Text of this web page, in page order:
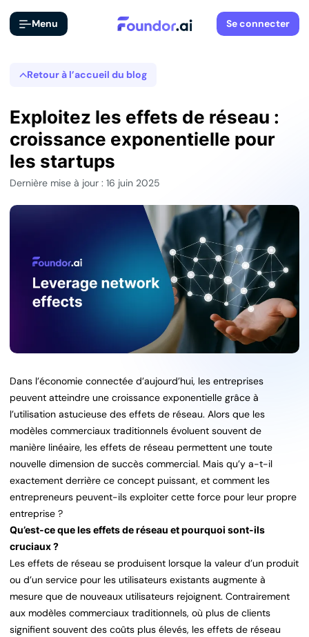
Menu Se connecter
Retour à l’accueil du blog
Exploitez les effets de réseau :
croissance exponentielle pour
les startups
Dernière mise à jour : 16 juin 2025
Dans l’économie connectée d’aujourd’hui, les entreprises
peuvent atteindre une croissance exponentielle grâce à
l’utilisation astucieuse des effets de réseau. Alors que les
modèles commerciaux traditionnels évoluent souvent de
manière linéaire, les effets de réseau permettent une toute
nouvelle dimension de succès commercial. Mais qu’y a-t-il
exactement derrière ce concept puissant, et comment les
entrepreneurs peuvent-ils exploiter cette force pour leur propre
entreprise ?
Qu’est-ce que les effets de réseau et pourquoi sont-ils
cruciaux ?
Les effets de réseau se produisent lorsque la valeur d’un produit
ou d’un service pour les utilisateurs existants augmente à
mesure que de nouveaux utilisateurs rejoignent. Contrairement
aux modèles commerciaux traditionnels, où plus de clients
signifient souvent des coûts plus élevés, les effets de réseau